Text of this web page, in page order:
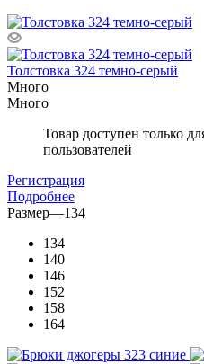
Толстовка 324 темно-серый
Много
Много
Товар доступен только
пользователей
Регистрация
Подробнее
Размер—134
134
140
146
152
158
164